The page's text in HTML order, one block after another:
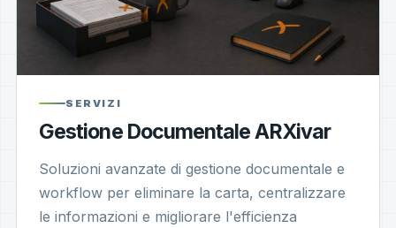
SERVIZI
Gestione Documentale ARXivar
Soluzioni avanzate di gestione documentale e
workflow per eliminare la carta, centralizzare
le informazioni e migliorare l'efficienza